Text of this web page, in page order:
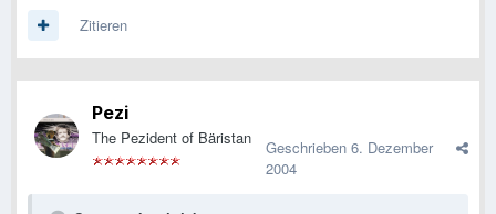
Zitieren
Pezi
The Pezident of Bäristan Geschrieben 6. Dezember
2004